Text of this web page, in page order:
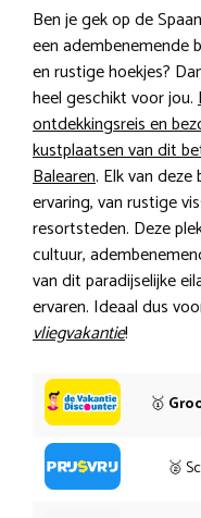
Ben je gek op de
een adembenemende
en rustige hoekjes?
heel geschikt voor jou.
ontdekkingsreis en
kustplaatsen van dit
Balearen. Elk van
ervaring, van rustige
resortsteden. Deze
cultuur,
van dit paradijselijke
ervaren. Ideaal dus
vliegvakantie!
🥇
🥈